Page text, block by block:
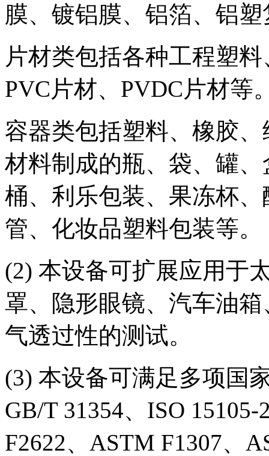
膜、镀铝膜、铝箔、铝
片材类包括各种工程塑
PVC片材、PVDC片材等
容器类包括塑料、橡胶
材料制成的瓶、袋、罐
桶、利乐包装、果冻杯
管、化妆品塑料包装等。
(2) 本设备可扩展应用于
罩、隐形眼镜、汽车油
气透过性的测试。
(3) 本设备可满足多项国
GB/T 31354、ISO
F2622、ASTM F1307、